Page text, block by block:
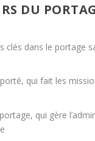
DU
clés dans le portage
qui fait les
qui gère